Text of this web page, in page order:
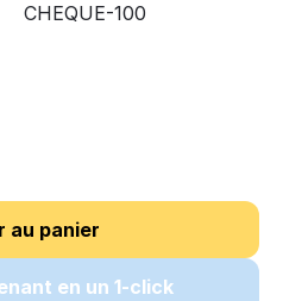
CHEQUE-100
au panier
en un 1-click